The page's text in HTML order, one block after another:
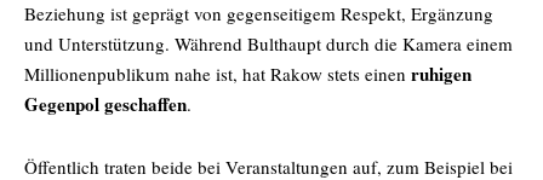
Beziehung ist geprägt von gegenseitigem Respekt, Ergänzung
und Unterstützung. Während Bulthaupt durch die Kamera einem
Millionenpublikum nahe ist, hat Rakow stets einen ruhigen
Gegenpol geschaffen.
Öffentlich traten beide bei Veranstaltungen auf, zum Beispiel bei